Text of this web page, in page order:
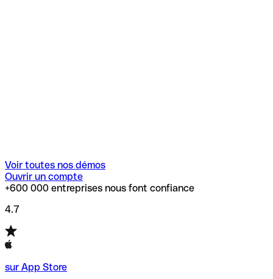
Voir toutes nos démos
Ouvrir un compte
+600 000 entreprises nous font confiance
4.7
sur App Store